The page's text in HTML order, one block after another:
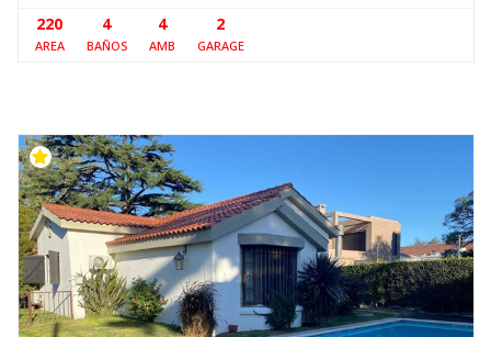
220
AREA
4
BAÑOS
4
AMB
2
GARAGE